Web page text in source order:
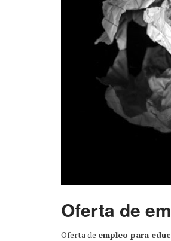
Oferta de
Oferta de empleo para